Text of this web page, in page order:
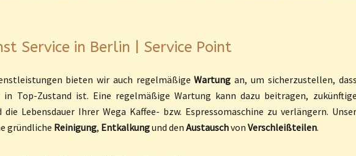
Service in Berlin | Service Point
bieten wir auch regelmäßigeWartung an, um sicherzustellen, dass
in Top-Zustand ist. Eine regelmäßige Wartung kann dazu beitragen, zukünftige
Lebensdauer Ihrer Wega Kaffee- bzw. Espressomaschine zu verlängern. Unser
gründliche Reinigung, Entkalkungund den Austauschvon Verschleißteilen.